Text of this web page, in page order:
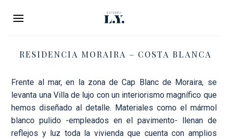
RESIDENCIA MORAIRA – COSTA BLANCA
Frente al mar, en la zona de Cap Blanc de Moraira, se
levanta una Villa de lujo con un interiorismo magnífico que
hemos diseñado al detalle. Materiales como el mármol
blanco pulido -empleados en el pavimento- llenan de
reflejos y luz toda la vivienda que cuenta con amplios